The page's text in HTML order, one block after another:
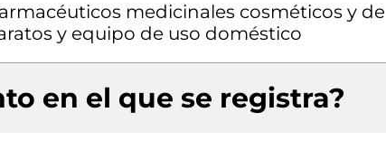
medicinales cosméticos y de
y equipo de uso doméstico
en el que se registra?